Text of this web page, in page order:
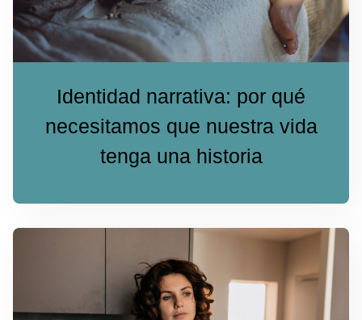
Identidad narrativa: por qué
necesitamos que nuestra vida
tenga una historia